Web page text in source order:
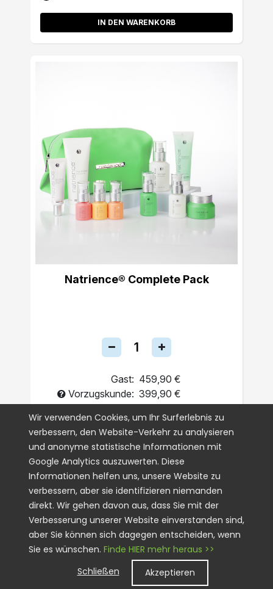
IN DEN WARENKORB
Natrience® Complete Pack
Gast: 459,90 €
Vorzugskunde: 399,90 €
Einmalig
Abo
IN DEN WARENKORB
Wir verwenden Cookies, um Ihr Surferlebnis zu
verbessern, den Website-Verkehr zu analysieren
und anonyme statistische Informationen mit
Google Analytics auszuwerten. Diese
Informationen helfen uns, unsere Website zu
verbessern, aber sie identifizieren niemanden
direkt. Wir gehen davon aus, dass Sie mit der
Verbesserung unserer Website einverstanden sind,
aber Sie können sich dagegen entscheiden, wenn
Sie es wünschen. Finde HIER mehr heraus >>
Schließen
Akzeptieren